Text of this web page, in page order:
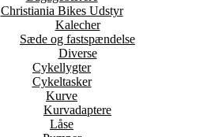
Christiania Bikes Udstyr
Kalecher
Sæde og fastspændelse
Diverse
Cykellygter
Cykeltasker
Kurve
Kurvadaptere
Låse